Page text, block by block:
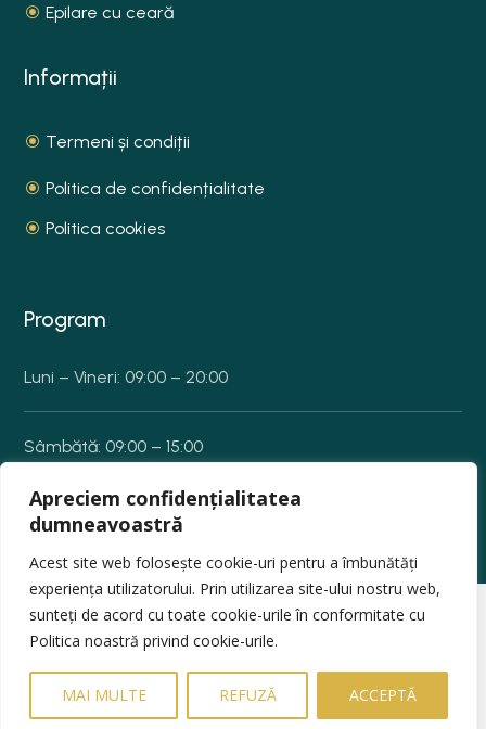
Apreciem confidențialitatea
dumneavoastră
Acest site web folosește cookie-uri pentru a îmbunătăți
experiența utilizatorului. Prin utilizarea site-ului nostru web,
sunteți de acord cu toate cookie-urile în conformitate cu
Politica noastră privind cookie-urile.
MAI MULTE REFUZĂ ACCEPTĂ
Epilare cu ceară
Informații
Termeni și condiții
Politica de confidențialitate
Politica cookies
Program
Luni – Vineri: 09:00 – 20:00
Sâmbătă: 09:00 – 15:00
Duminică: Închis
© 2025ECLAT BEAUTY CONCEPT SRL –Toate
drepturile rezervate
Powerd byXstart , Marketing by Well Chosen Words